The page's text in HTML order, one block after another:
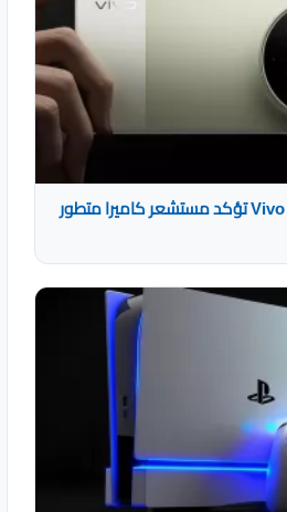
تسريبات Vivo X500 Pro Max تؤكد مستشعر كاميرا متطور